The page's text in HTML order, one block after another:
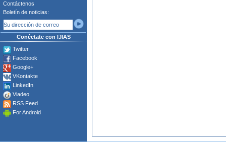
Contáctenos
Boletín de noticias:
Conéctate con IJIAS
Twitter
Facebook
Google+
VKontakte
LinkedIn
Viadeo
RSS Feed
For Android